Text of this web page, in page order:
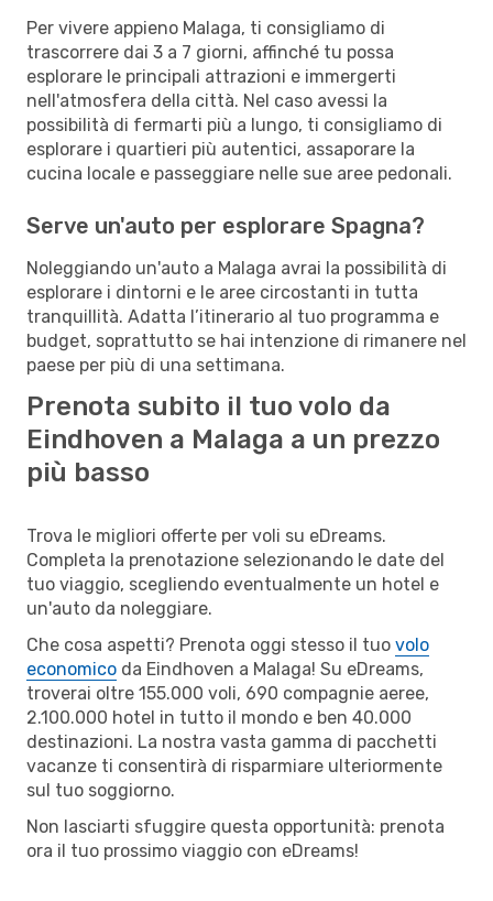
Per vivere appieno Malaga, ti consigliamo di
trascorrere dai 3 a 7 giorni, affinché tu possa
esplorare le principali attrazioni e immergerti
nell'atmosfera della città. Nel caso avessi la
possibilità di fermarti più a lungo, ti consigliamo di
esplorare i quartieri più autentici, assaporare la
cucina locale e passeggiare nelle sue aree pedonali.
Serve un'auto per esplorare Spagna?
Noleggiando un'auto a Malaga avrai la possibilità di
esplorare i dintorni e le aree circostanti in tutta
tranquillità. Adatta l’itinerario al tuo programma e
budget, soprattutto se hai intenzione di rimanere nel
paese per più di una settimana.
Prenota subito il tuo volo da
Eindhoven a Malaga a un prezzo
più basso
Trova le migliori offerte per voli su eDreams.
Completa la prenotazione selezionando le date del
tuo viaggio, scegliendo eventualmente un hotel e
un'auto da noleggiare.
Che cosa aspetti? Prenota oggi stesso il tuo volo
economico da Eindhoven a Malaga! Su eDreams,
troverai oltre 155.000 voli, 690 compagnie aeree,
2.100.000 hotel in tutto il mondo e ben 40.000
destinazioni. La nostra vasta gamma di pacchetti
vacanze ti consentirà di risparmiare ulteriormente
sul tuo soggiorno.
Non lasciarti sfuggire questa opportunità: prenota
ora il tuo prossimo viaggio con eDreams!